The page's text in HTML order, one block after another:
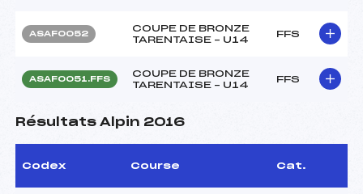
ASAF0052
COUPE DE BRONZE
TARENTAISE – U14
FFS
ASAF0051.FFS
COUPE DE BRONZE
TARENTAISE – U14
FFS
Résultats Alpin 2016
Codex Course Cat.